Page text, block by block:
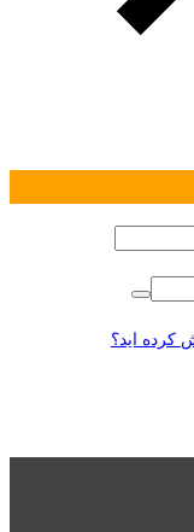
کرده اید؟